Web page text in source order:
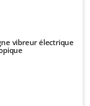
vibreur électrique